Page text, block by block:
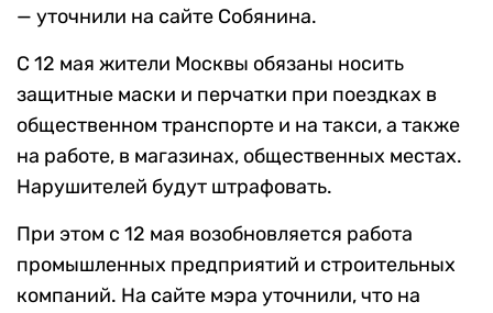
— уточнили на сайте Собянина.
С 12 мая жители Москвы обязаны носить
защитные маски и перчатки при поездках в
общественном транспорте и на такси, а также
на работе, в магазинах, общественных местах.
Нарушителей будут штрафовать.
При этом с 12 мая возобновляется работа
промышленных предприятий и строительных
компаний. На сайте мэра уточнили, что на